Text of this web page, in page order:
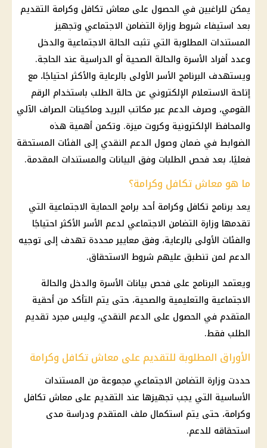
يمكن للراغبين في الحصول على معاش تكافل وكرامة التقديم
بعد استيفاء شروط وزارة التضامن الاجتماعي وتجهيز
المستندات المطلوبة التي تثبت الحالة الاجتماعية والدخل
وعدد أفراد الأسرة والحالة الصحية أو الدراسية عند الحاجة.
ويستهدف البرنامج الأسر الأولى بالرعاية والأكثر احتياجًا، مع
إتاحة الاستعلام الإلكتروني عن حالة الطلب باستخدام الرقم
القومي، وصرف الدعم عبر مكاتب البريد وماكينات الصراف الآلي
والمحافظ الإلكترونية وكروت ميزة. وتكمن أهمية هذه
الضوابط في ضمان وصول الدعم النقدي إلى الفئات المستحقة
فعليًا، بعد فحص الطلبات وفق البيانات والمستندات المقدمة.
ما هو معاش تكافل وكرامة؟
يعد برنامج تكافل وكرامة أحد برامج الحماية الاجتماعية التي
تقدمها وزارة التضامن الاجتماعي لدعم الأسر الأكثر احتياجًا
والفئات الأولى بالرعاية، وفق معايير محددة تهدف إلى توجيه
الدعم لمن تنطبق عليهم شروط الاستحقاق.
ويعتمد البرنامج على فحص بيانات الأسرة والدخل والحالة
الاجتماعية والتعليمية والصحية، حتى يتم التأكد من أحقية
المتقدم في الحصول على الدعم النقدي، وليس مجرد تقديم
الطلب فقط.
الأوراق المطلوبة للتقديم على معاش تكافل وكرامة
حددت وزارة التضامن الاجتماعي مجموعة من المستندات
الأساسية التي يجب تجهيزها عند التقديم على معاش تكافل
وكرامة، حتى يتم استكمال ملف المتقدم ودراسة مدى
استحقاقه للدعم.